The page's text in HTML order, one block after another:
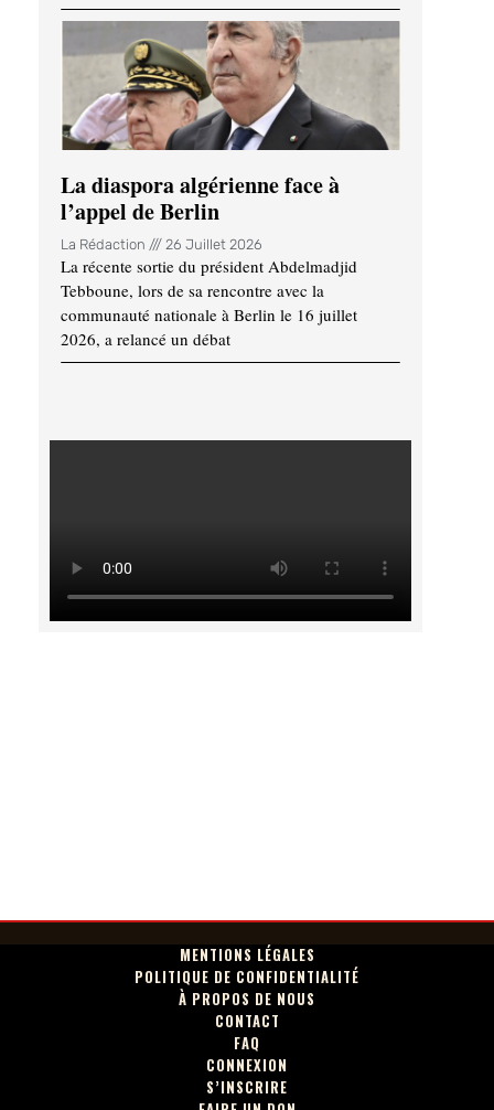
La diaspora algérienne face à
l’appel de Berlin
La Rédaction 26 Juillet 2026
La récente sortie du président Abdelmadjid
Tebboune, lors de sa rencontre avec la
communauté nationale à Berlin le 16 juillet
2026, a relancé un débat
MENTIONS LÉGALES
POLITIQUE DE CONFIDENTIALITÉ
À PROPOS DE NOUS
CONTACT
FAQ
CONNEXION
S’INSCRIRE